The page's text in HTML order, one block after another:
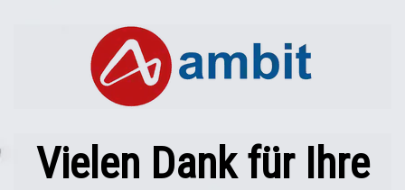
Vielen Dank für Ihre